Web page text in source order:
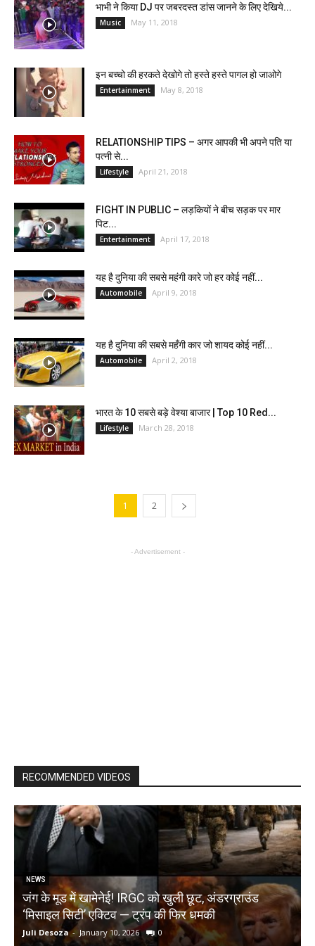
भाभी ने किया DJ पर जबरदस्त डांस जानने के लिए देखिये...
Music May 11, 2018
इन बच्चो की हरकते देखोगे तो हस्ते हस्ते पागल हो जाओगे
Entertainment May 8, 2018
RELATIONSHIP TIPS – अगर आपकी भी अपने पति या
पत्नी से...
Lifestyle April 21, 2018
FIGHT IN PUBLIC – लड़कियों ने बीच सड़क पर मार
पिट...
Entertainment April 17, 2018
यह है दुनिया की सबसे महंगी कारे जो हर कोई नहीं...
Automobile April 9, 2018
यह है दुनिया की सबसे महँगी कार जो शायद कोई नहीं...
Automobile April 2, 2018
भारत के 10 सबसे बड़े वेश्या बाजार | Top 10 Red...
Lifestyle March 28, 2018
1 2
- Advertisement -
RECOMMENDED VIDEOS
NEWS
जंग के मूड में खामेनेई! IRGC को खुली छूट, अंडरग्राउंड
‘मिसाइल सिटी’ एक्टिव — ट्रंप की फिर धमकी
Juli Desoza - January 10, 2026 0